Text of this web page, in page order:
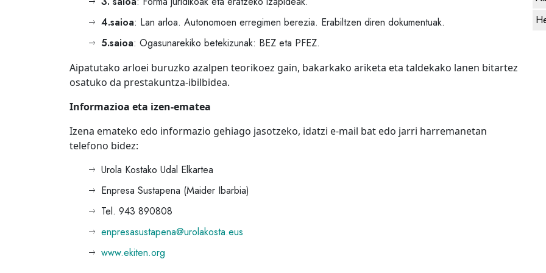
4.saioa: Lan arloa. Autonomoen erregimen berezia. Erabiltzen diren dokumentuak.
5.saioa: Ogasunarekiko betekizunak: BEZ eta PFEZ.
Aipatutako arloei buruzko azalpen teorikoez gain, bakarkako ariketa eta taldekako lanen bitartez
osatuko da prestakuntza-ibilbidea.
Informazioa eta izen-ematea
Izena emateko edo informazio gehiago jasotzeko, idatzi e-mail bat edo jarri harremanetan
telefono bidez:
Urola Kostako Udal Elkartea
Enpresa Sustapena (Maider Ibarbia)
Tel. 943 890808
enpresasustapena@urolakosta.eus
www.ekiten.org